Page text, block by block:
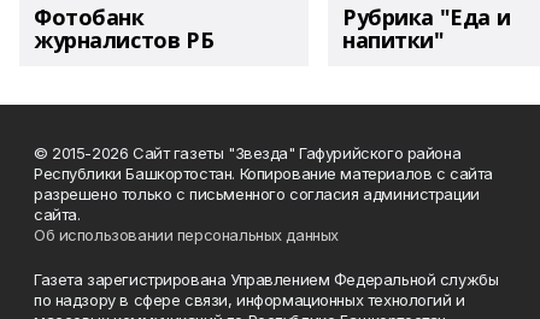
Фотобанк
журналистов РБ
Рубрика "Еда и
напитки"
© 2015-2026 Сайт газеты "Звезда" Гафурийского района
Республики Башкортостан. Копирование материалов с сайта
разрешено только с письменного согласия администрации
сайта.
Об использовании персональных данных
Газета зарегистрирована Управлением Федеральной службы
по надзору в сфере связи, информационных технологий и